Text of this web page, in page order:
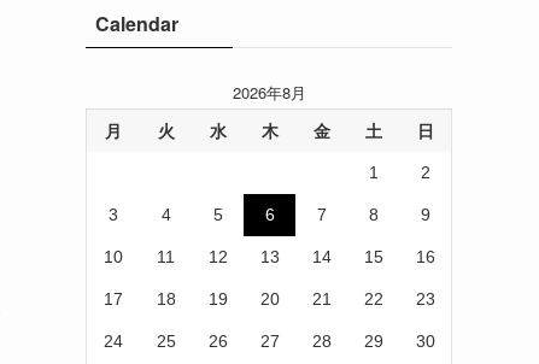
Calendar
2026年8月
月 火 水 木 金 土 日
1 2
3 4 5 6 7 8 9
10 11 12 13 14 15 16
17 18 19 20 21 22 23
24 25 26 27 28 29 30